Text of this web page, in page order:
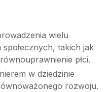
wielu
takich jak
płci.
w dziedzinie
rozwoju.